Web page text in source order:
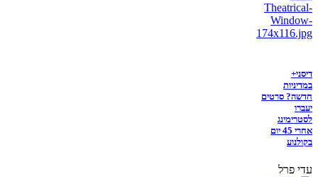
דיסני+
במדיניות
חדשה? סרטים
יעברו
לסטרימינג
אחרי 45 יום
בקולנוע
עדי פרל